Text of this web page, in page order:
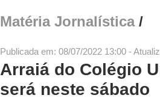
Matéria Jornalística/
Publicada em: 08/07/2022 13:00 -
Arraiá do Colégio
será neste sábado